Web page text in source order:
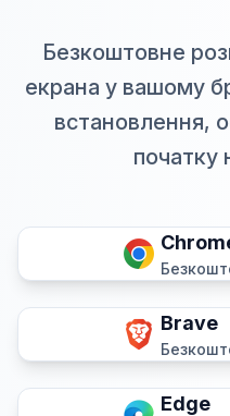
Безкоштовне
екрана у вашому
встановлення,
початку
Brave
Edge